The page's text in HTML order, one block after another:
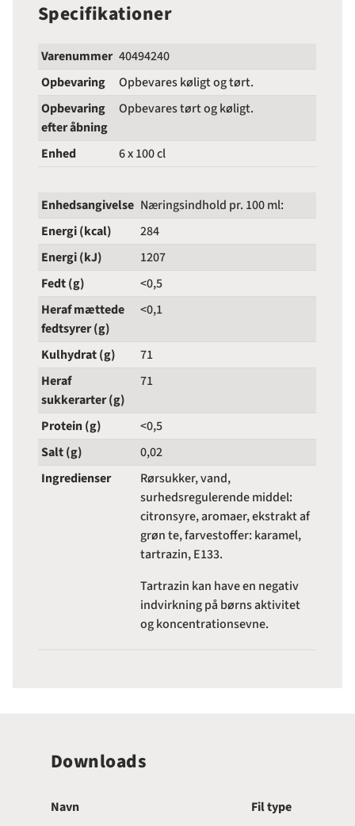
Specifikationer
Varenummer 40494240
Opbevaring
Opbevares køligt og tørt.
Opbevaring
efter åbning
Opbevares tørt og køligt.
Enhed 6 x 100 cl
Enhedsangivelse Næringsindhold pr. 100 ml:
Energi (kcal)
284
Energi (kJ)
1207
Fedt (g)
<0,5
Heraf mættede
fedtsyrer (g)
<0,1
Kulhydrat (g)
71
Heraf
sukkerarter (g)
71
Protein (g)
<0,5
Salt (g)
0,02
Ingredienser
Rørsukker, vand,
surhedsregulerende middel:
citronsyre, aromaer, ekstrakt af
grøn te, farvestoffer: karamel,
tartrazin, E133.
Tartrazin kan have en negativ
indvirkning på børns aktivitet
og koncentrationsevne.
Downloads
Navn Fil type